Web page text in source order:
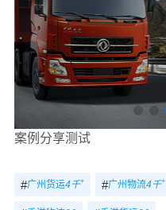
案例分享测试
#广州货运4千+ #广州物流4千+